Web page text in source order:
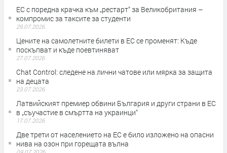
ЕС с поредна крачка към „рестарт“ за Великобритания –
компромис за таксите за студенти
29.07.2026
Цените на самолетните билети в ЕС се променят: Къде
поскъпват и къде поевтиняват
27.07.2026
Chat Control: следене на лични чатове или мярка за защита
на децата
23.07.2026
Латвийският премиер обвини България и други страни в ЕС
в „съучастие в смъртта на украинци“
17.07.2026
Две трети от населението на ЕС е било изложено на опасни
нива на озон при горещата вълна